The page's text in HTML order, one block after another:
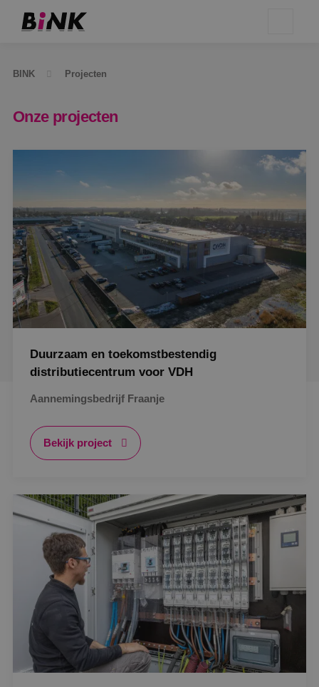
BINK Projecten
Onze projecten
Duurzaam en toekomstbestendig
distributiecentrum voor VDH
Aannemingsbedrijf Fraanje
Bekijk project